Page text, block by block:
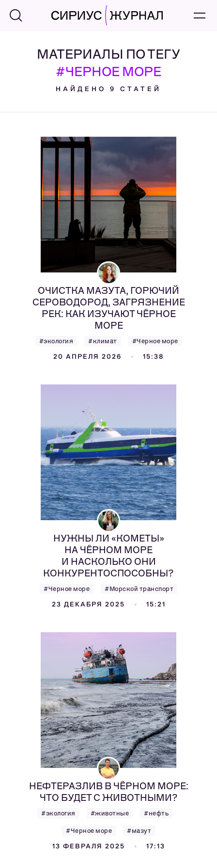
МАТЕРИАЛЫ ПО ТЕГУ
#ЧЕРНОЕ МОРЕ
НАЙДЕНО 9 СТАТЕЙ
ОЧИСТКА МАЗУТА, ГОРЮЧИЙ
СЕРОВОДОРОД, ЗАГРЯЗНЕНИЕ
РЕК: КАК ИЗУЧАЮТ ЧЁРНОЕ
МОРЕ
#экология #климат #Черное море
20 АПРЕЛЯ 2026 15:38
НУЖНЫ ЛИ «КОМЕТЫ»
НА ЧЁРНОМ МОРЕ
И НАСКОЛЬКО ОНИ
КОНКУРЕНТОСПОСОБНЫ?
#Черное море #Морской транспорт
23 ДЕКАБРЯ 2025 15:21
НЕФТЕРАЗЛИВ В ЧЁРНОМ МОРЕ:
ЧТО БУДЕТ С ЖИВОТНЫМИ?
#экология #животные #нефть
#Черное море #мазут
13 ФЕВРАЛЯ 2025 17:13